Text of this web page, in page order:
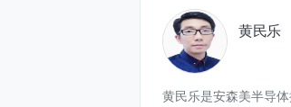
黄民乐
黄民乐是安森美半导